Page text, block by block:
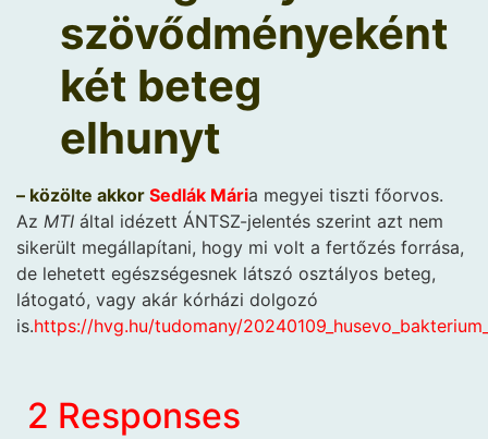
szövődményeként
két beteg
elhunyt
– közölte akkor Sedlák Mária megyei tiszti főorvos.
Az MTI által idézett ÁNTSZ-jelentés szerint azt nem
sikerült megállapítani, hogy mi volt a fertőzés forrása,
de lehetett egészségesnek látszó osztályos beteg,
látogató, vagy akár kórházi dolgozó
is.https://hvg.hu/tudomany/
2 Responses